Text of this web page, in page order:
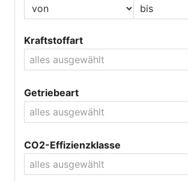
Kraftstoffart
alles ausgewählt
Getriebeart
alles ausgewählt
CO2-Effizienzklasse
alles ausgewählt